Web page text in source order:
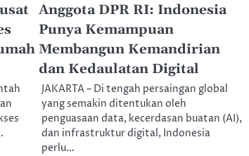
Anggota DPR RI: Indonesia
Punya Kemampuan
Membangun Kemandirian
dan Kedaulatan Digital
JAKARTA – Di tengah persaingan global
yang semakin ditentukan oleh
penguasaan data, kecerdasan buatan (AI),
dan infrastruktur digital, Indonesia
perlu…